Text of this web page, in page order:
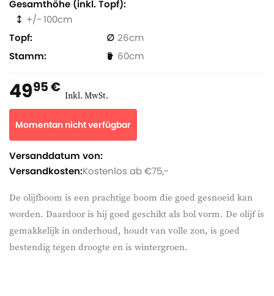
De olijfboom is een prachtige boom die goed gesnoeid kan
worden. Daardoor is hij goed geschikt als bol vorm. De olijf is
gemakkelijk in onderhoud, houdt van volle zon, is goed
bestendig tegen droogte en is wintergroen.
Gesamthöhe (inkl. Topf)
100
Topf
26
Stamm
60
4995 € Inkl. MwSt.
Momentan nicht verfügbar
Versanddatum von:
Versandkosten:Kostenlos ab €75,-